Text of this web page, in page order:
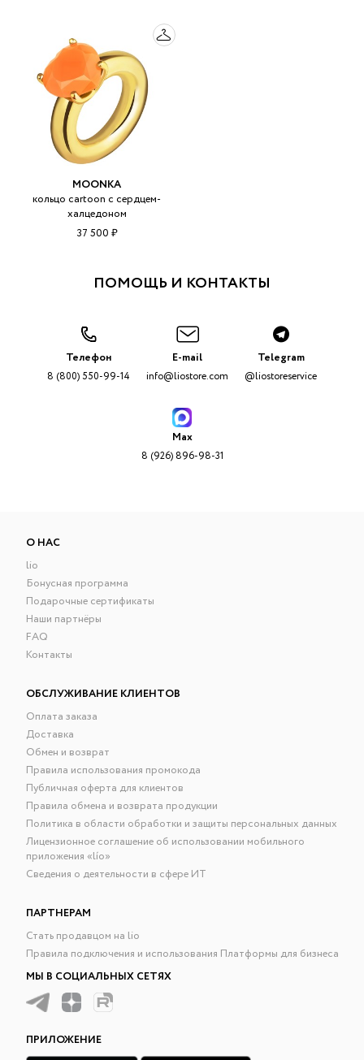
MOONKA
кольцо cartoon с сердцем-
халцедоном
37 500 ₽
ПОМОЩЬ И КОНТАКТЫ
Телефон
8 (800) 550-99-14
E-mail
info@liostore.com
Telegram
@liostoreservice
Max
8 (926) 896-98-31
О НАС
lio
Бонусная программа
Подарочные сертификаты
Наши партнёры
FAQ
Контакты
ОБСЛУЖИВАНИЕ КЛИЕНТОВ
Оплата заказа
Доставка
Обмен и возврат
Правила использования промокода
Публичная оферта для клиентов
Правила обмена и возврата продукции
Политика в области обработки и защиты персональных данных
Лицензионное соглашение об использовании мобильного
приложения «lío»
Сведения о деятельности в сфере ИТ
ПАРТНЕРАМ
Стать продавцом на lio
Правила подключения и использования Платформы для бизнеса
МЫ В СОЦИАЛЬНЫХ СЕТЯХ
ПРИЛОЖЕНИЕ